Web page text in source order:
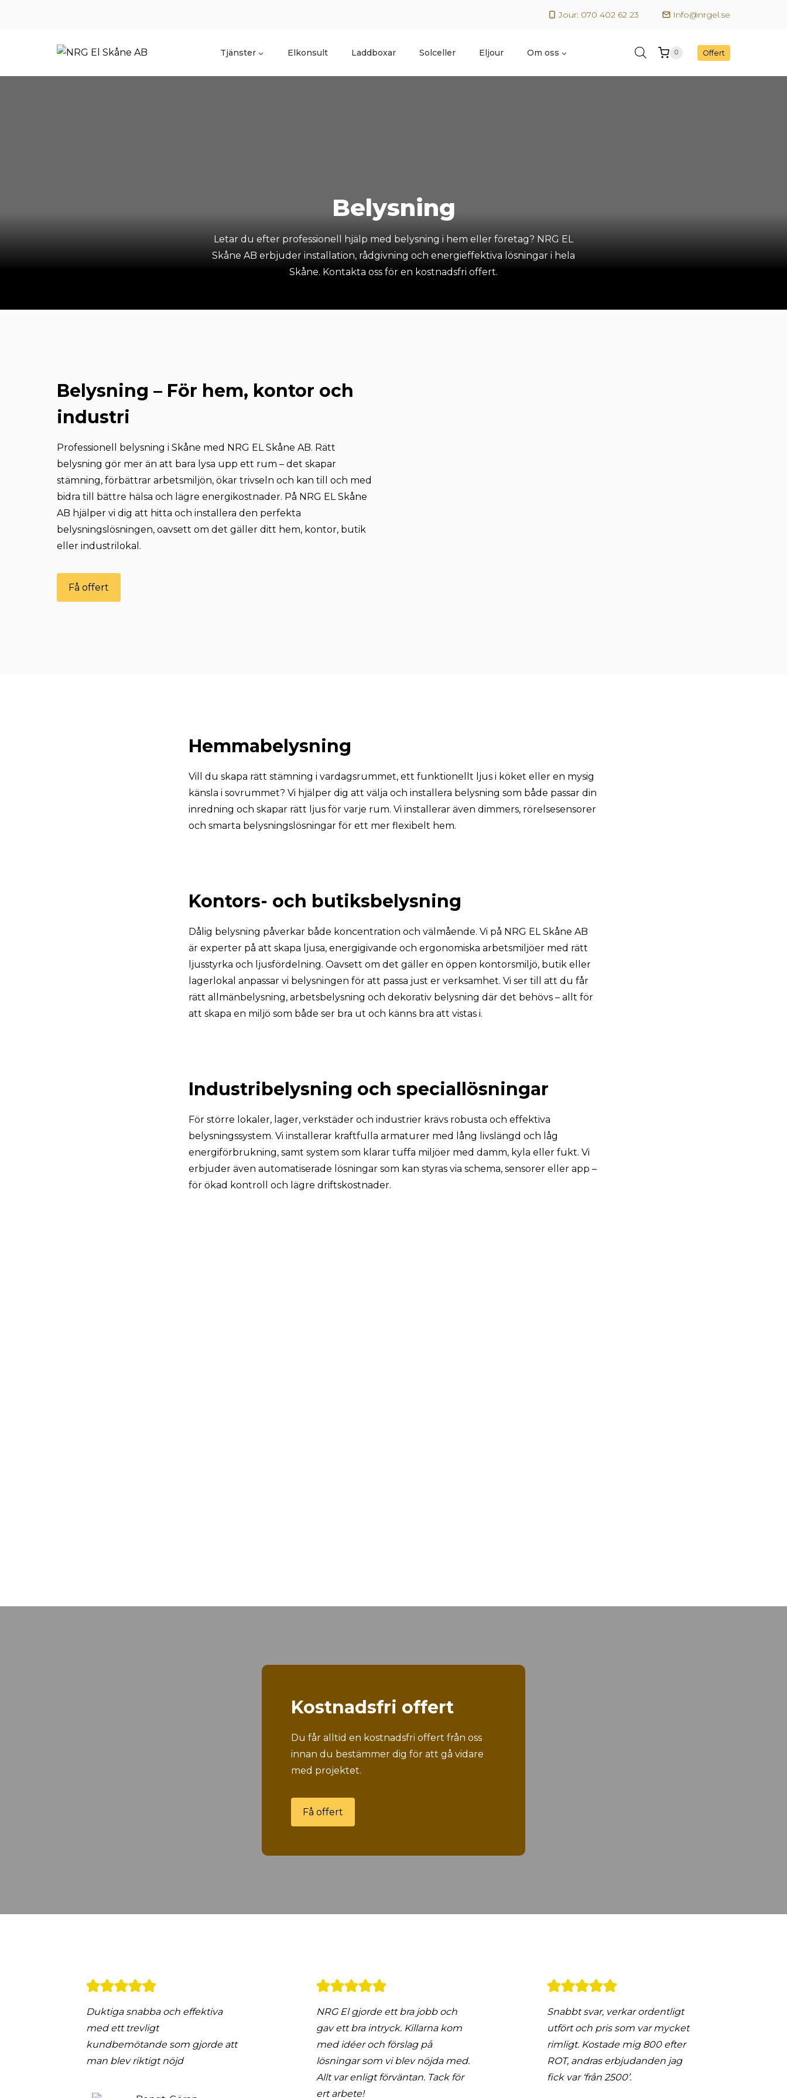
Jour: 070 402 62 23 Info@nrgel.se
Tjänster Elkonsult Laddboxar Solceller Eljour Om oss 0 Offert
Belysning
Letar du efter professionell hjälp med belysning i hem eller företag? NRG EL
Skåne AB erbjuder installation, rådgivning och energieffektiva lösningar i hela
Skåne. Kontakta oss för en kostnadsfri offert.
Belysning – För hem, kontor och
industri
Professionell belysning i Skåne med NRG EL Skåne AB. Rätt
belysning gör mer än att bara lysa upp ett rum – det skapar
stämning, förbättrar arbetsmiljön, ökar trivseln och kan till och med
bidra till bättre hälsa och lägre energikostnader. På NRG EL Skåne
AB hjälper vi dig att hitta och installera den perfekta
belysningslösningen, oavsett om det gäller ditt hem, kontor, butik
eller industrilokal.
Få offert
Hemmabelysning
Vill du skapa rätt stämning i vardagsrummet, ett funktionellt ljus i köket eller en mysig
känsla i sovrummet? Vi hjälper dig att välja och installera belysning som både passar din
inredning och skapar rätt ljus för varje rum. Vi installerar även dimmers, rörelsesensorer
och smarta belysningslösningar för ett mer flexibelt hem.
Kontors- och butiksbelysning
Dålig belysning påverkar både koncentration och välmående. Vi på NRG EL Skåne AB
är experter på att skapa ljusa, energigivande och ergonomiska arbetsmiljöer med rätt
ljusstyrka och ljusfördelning. Oavsett om det gäller en öppen kontorsmiljö, butik eller
lagerlokal anpassar vi belysningen för att passa just er verksamhet. Vi ser till att du får
rätt allmänbelysning, arbetsbelysning och dekorativ belysning där det behövs – allt för
att skapa en miljö som både ser bra ut och känns bra att vistas i.
Industribelysning och speciallösningar
För större lokaler, lager, verkstäder och industrier krävs robusta och effektiva
belysningssystem. Vi installerar kraftfulla armaturer med lång livslängd och låg
energiförbrukning, samt system som klarar tuffa miljöer med damm, kyla eller fukt. Vi
erbjuder även automatiserade lösningar som kan styras via schema, sensorer eller app –
för ökad kontroll och lägre driftskostnader.
Kostnadsfri offert
Du får alltid en kostnadsfri offert från oss
innan du bestämmer dig för att gå vidare
med projektet.
Få offert
Duktiga snabba och effektiva
med ett trevligt
kundbemötande som gjorde att
man blev riktigt nöjd
NRG El gjorde ett bra jobb och
gav ett bra intryck. Killarna kom
med idéer och förslag på
lösningar som vi blev nöjda med.
Allt var enligt förväntan. Tack för
ert arbete!
Snabbt svar, verkar ordentligt
utfört och pris som var mycket
rimligt. Kostade mig 800 efter
ROT, andras erbjudanden jag
fick var ‘från 2500’.